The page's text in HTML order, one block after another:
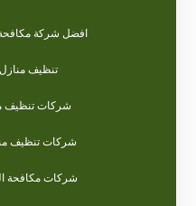
افضل شركة
تنظيف
شركات تنظيف
شركات تنظيف
شركات مكافحة